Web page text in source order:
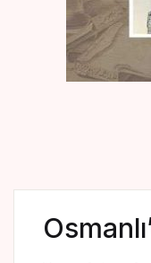
Kaynak Eserler
Osmanlı Tarihi
Seyahatname